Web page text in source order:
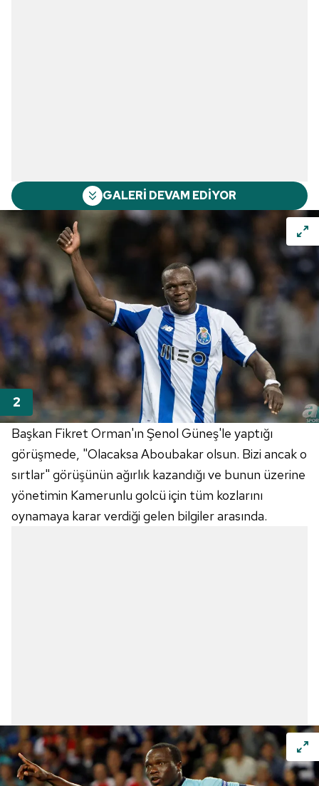
GALERİ DEVAM EDİYOR
Başkan Fikret Orman'ın Şenol Güneş'le yaptığı
görüşmede, "Olacaksa Aboubakar olsun. Bizi ancak o
sırtlar" görüşünün ağırlık kazandığı ve bunun üzerine
yönetimin Kamerunlu golcü için tüm kozlarını
oynamaya karar verdiği gelen bilgiler arasında.